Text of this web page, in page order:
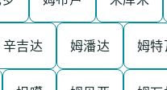
辛吉达 姆潘达 姆特